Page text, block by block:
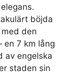
böjda
med den
7 km lång
av engelska
staden sin